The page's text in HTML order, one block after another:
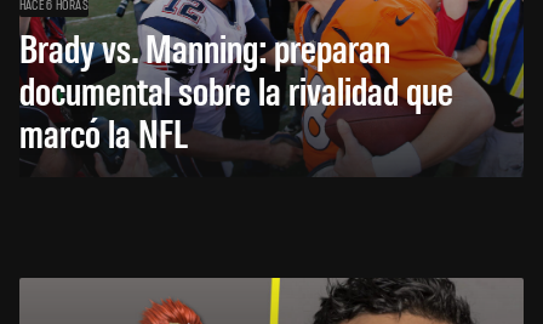
HACE 6 HORAS
Brady vs. Manning: preparan
documental sobre la rivalidad que
marcó la NFL